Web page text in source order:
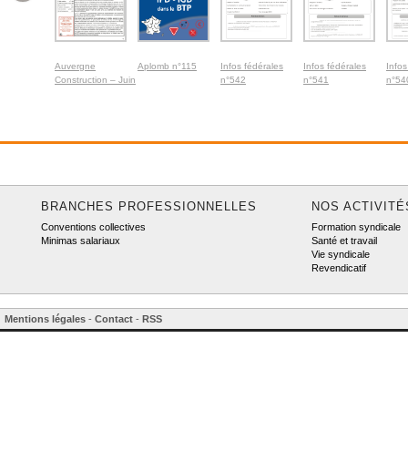
Auvergne
Construction – Juin
Aplomb n°115
Infos fédérales
n°542
Infos fédérales
n°541
BRANCHES PROFESSIONNELLES
Conventions collectives
Minimas salariaux
NOS
Formation syndicale
Santé et travail
Vie syndicale
Revendicatif
Mentions légales - Contact - RSS